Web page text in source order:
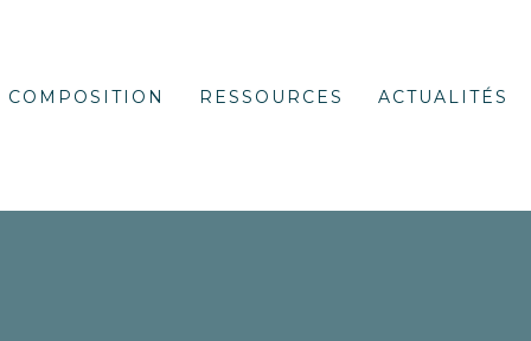
COMPOSITION RESSOURCES ACTUALITÉS